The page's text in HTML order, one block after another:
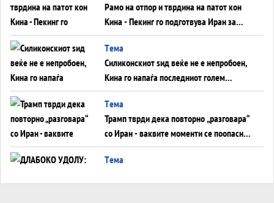
Рамо на отпор и тврдина на патот кон
Кина - Пекинг го подготвува Иран за
американска копнена инвазија
Tема
Силиконскиот ѕид веќе не е непробоен,
Кина го напаѓа последниот голем
монопол на Западот?
Tема
Трамп тврди дека повторно „разговара“
со Иран - ваквите моменти се поопасни
од отворените закани
Tема